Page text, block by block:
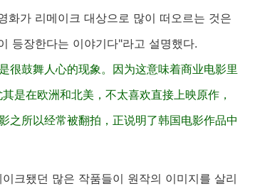
화가 리메이크 대상으로 많이 떠오르는 것은
등장한다는 이야기다"라고 설명했다.
很鼓舞人心的现象。因为这意味着商业电影里
是在欧洲和北美，不太喜欢直接上映原作，
之所以经常被翻拍，正说明了韩国电影作品中
크됐던 많은 작품들이 원작의 이미지를 살리